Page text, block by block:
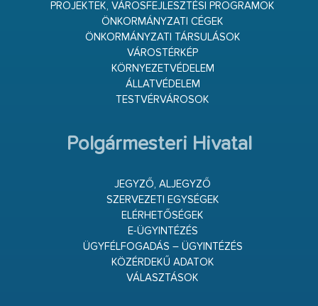
PROJEKTEK, VÁROSFEJLESZTÉSI PROGRAMOK
ÖNKORMÁNYZATI CÉGEK
ÖNKORMÁNYZATI TÁRSULÁSOK
VÁROSTÉRKÉP
KÖRNYEZETVÉDELEM
ÁLLATVÉDELEM
TESTVÉRVÁROSOK
Polgármesteri Hivatal
JEGYZŐ, ALJEGYZŐ
SZERVEZETI EGYSÉGEK
ELÉRHETŐSÉGEK
E-ÜGYINTÉZÉS
ÜGYFÉLFOGADÁS – ÜGYINTÉZÉS
KÖZÉRDEKŰ ADATOK
VÁLASZTÁSOK